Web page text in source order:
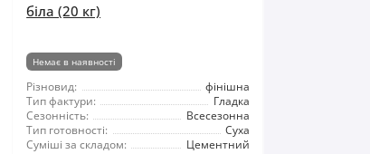
біла (20 кг)
Немає в наявності
Різновид:
фінішна
Тип фактури:
Гладка
Сезонність:
Всесезонна
Тип готовності:
Суха
Суміші за складом:
Цементний